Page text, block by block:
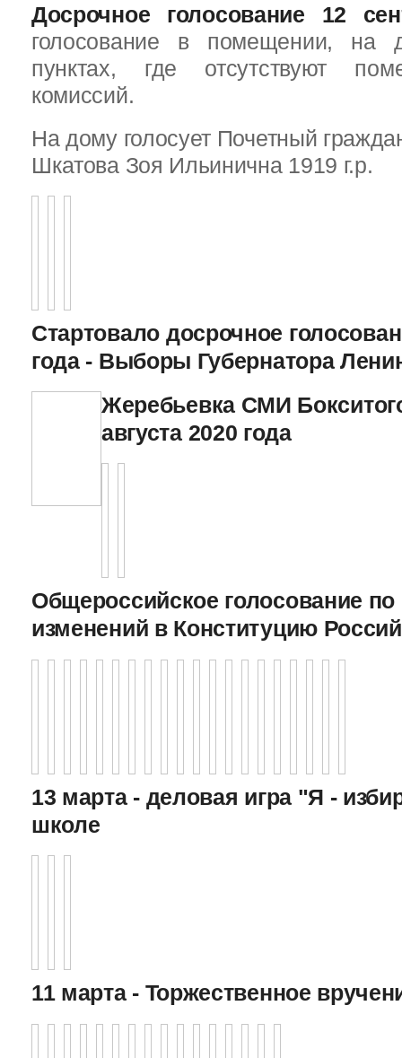
Досрочное голосование 12
голосование в помещении, на
пунктах, где отсутствуют
комиссий.
На дому голосует Почетный
Шкатова Зоя Ильинична 1919 г.р.
Стартовало досрочное
года - Выборы Губернатора
Жеребьевка СМИ
августа 2020 года
Общероссийское голосование
изменений в Конституцию
13 марта - деловая игра "Я -
школе
11 марта - Торжественное